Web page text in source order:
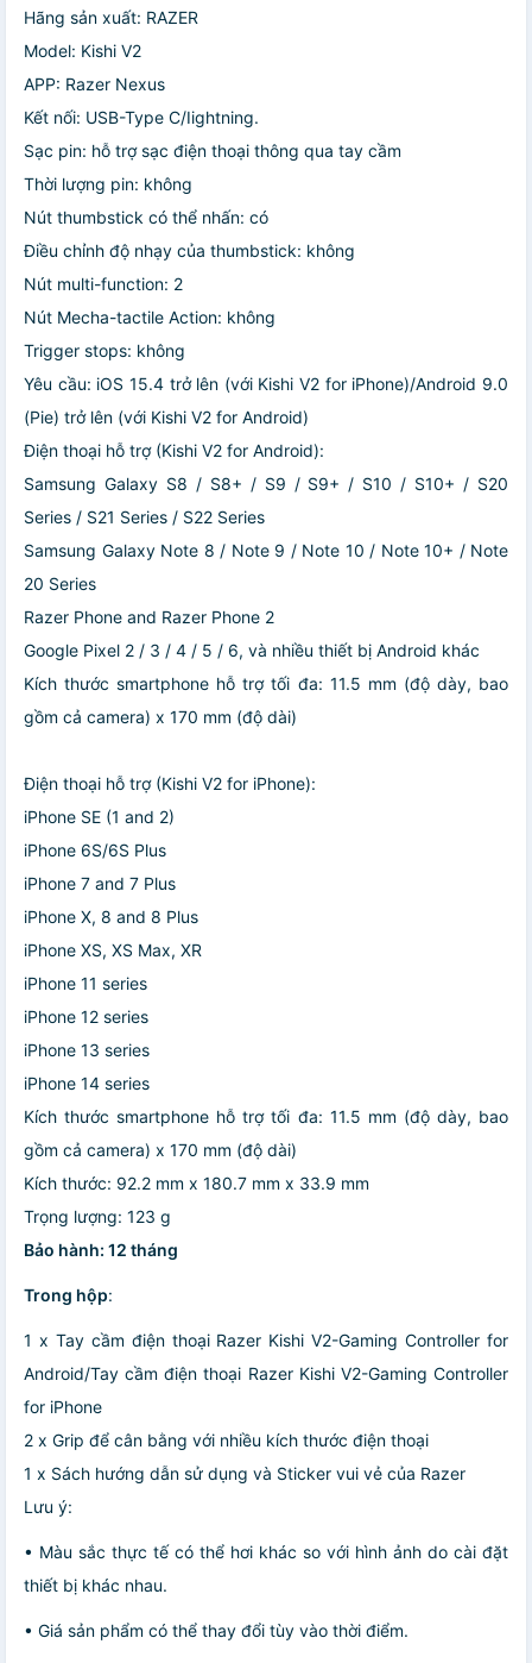
Hãng sản xuất: RAZER
Model: Kishi V2
APP: Razer Nexus
Kết nối: USB-Type C/Iightning.
Sạc pin: hỗ trợ sạc điện thoại thông qua tay cầm
Thời lượng pin: không
Nút thumbstick có thể nhấn: có
Điều chỉnh độ nhạy của thumbstick: không
Nút multi-function: 2
Nút Mecha-tactile Action: không
Trigger stops: không
Yêu cầu: iOS 15.4 trở lên (với Kishi V2 for iPhone)/Android 9.0
(Pie) trở lên (với Kishi V2 for Android)
Điện thoại hỗ trợ (Kishi V2 for Android):
Samsung Galaxy S8 / S8+ / S9 / S9+ / S10 / S10+ / S20
Series / S21 Series / S22 Series
Samsung Galaxy Note 8 / Note 9 / Note 10 / Note 10+ / Note
20 Series
Razer Phone and Razer Phone 2
Google Pixel 2 / 3 / 4 / 5 / 6, và nhiều thiết bị Android khác
Kích thước smartphone hỗ trợ tối đa: 11.5 mm (độ dày, bao
gồm cả camera) x 170 mm (độ dài)
Điện thoại hỗ trợ (Kishi V2 for iPhone):
iPhone SE (1 and 2)
iPhone 6S/6S Plus
iPhone 7 and 7 Plus
iPhone X, 8 and 8 Plus
iPhone XS, XS Max, XR
iPhone 11 series
iPhone 12 series
iPhone 13 series
iPhone 14 series
Kích thước smartphone hỗ trợ tối đa: 11.5 mm (độ dày, bao
gồm cả camera) x 170 mm (độ dài)
Kích thước: 92.2 mm x 180.7 mm x 33.9 mm
Trọng lượng: 123 g
Bảo hành: 12 tháng
Trong hộp:
1 x Tay cầm điện thoại Razer Kishi V2-Gaming Controller for
Android/Tay cầm điện thoại Razer Kishi V2-Gaming Controller
for iPhone
2 x Grip để cân bằng với nhiều kích thước điện thoại
1 x Sách hướng dẫn sử dụng và Sticker vui vẻ của Razer
Lưu ý:
• Màu sắc thực tế có thể hơi khác so với hình ảnh do cài đặt
thiết bị khác nhau.
• Giá sản phẩm có thể thay đổi tùy vào thời điểm.